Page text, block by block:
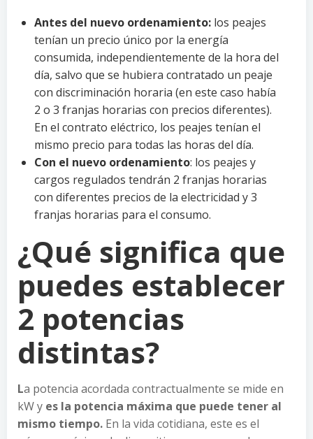
Antes del nuevo ordenamiento: los peajes
tenían un precio único por la energía
consumida, independientemente de la hora del
día, salvo que se hubiera contratado un peaje
con discriminación horaria (en este caso había
2 o 3 franjas horarias con precios diferentes).
En el contrato eléctrico, los peajes tenían el
mismo precio para todas las horas del día.
Con el nuevo ordenamiento: los peajes y
cargos regulados tendrán 2 franjas horarias
con diferentes precios de la electricidad y 3
franjas horarias para el consumo.
¿Qué significa que
puedes establecer
2 potencias
distintas?
La potencia acordada contractualmente se mide en
kW y es la potencia máxima que puede tener al
mismo tiempo. En la vida cotidiana, este es el